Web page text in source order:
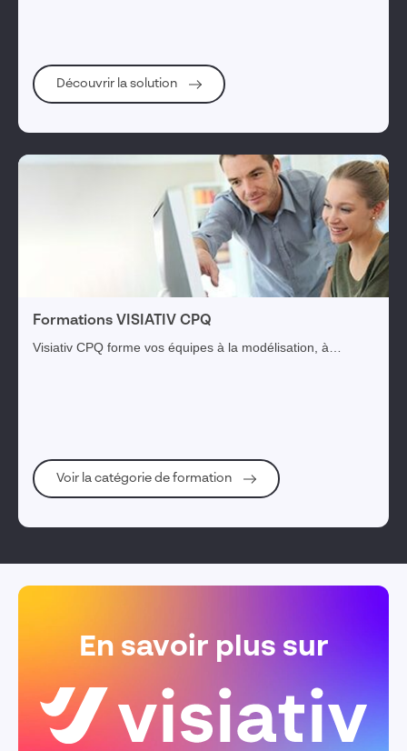
Découvrir la solution
Formations VISIATIV CPQ
Visiativ CPQ forme vos équipes à la modélisation, à
vos données et de la solution, qui vous seront requises
pour vos projets d'évolutions futures.
Voir la catégorie de formation
En savoir plus sur